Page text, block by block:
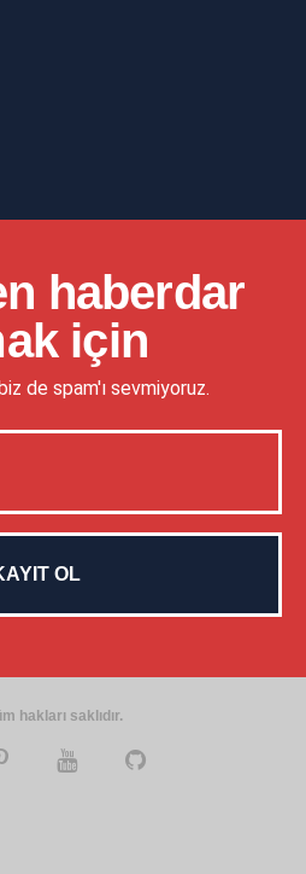
haberdar
için
de spam'ı sevmiyoruz.
hakları saklıdır.